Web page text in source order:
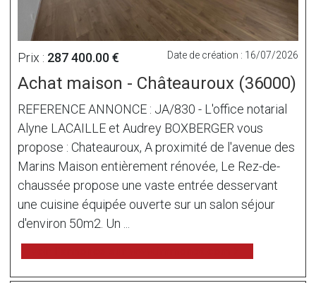
Prix : 287 400.00 € Date de création : 16/07/2026
Achat maison - Châteauroux (36000)
REFERENCE ANNONCE : JA/830 - L'office notarial
Alyne LACAILLE et Audrey BOXBERGER vous
propose : Chateauroux, A proximité de l'avenue des
Marins Maison entièrement rénovée, Le Rez-de-
chaussée propose une vaste entrée desservant
une cuisine équipée ouverte sur un salon séjour
d'environ 50m2. Un ...